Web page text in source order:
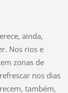
ainda,
Nos rios e
zonas de
nos dias
também,